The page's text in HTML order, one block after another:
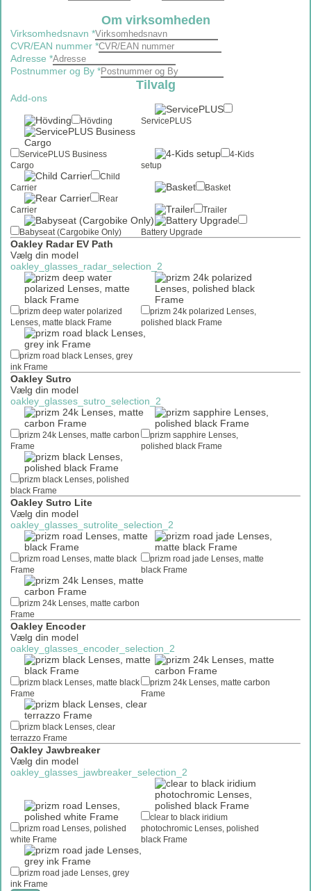
Om virksomheden
Virksomhedsnavn*
CVR/EAN nummer*
Adresse*
Postnummer og By*
Tilvalg
Add-ons
Hövding ServicePLUS
ServicePLUS Business
Cargo
4-Kids
setup
Child
Carrier
Basket
Rear
Carrier
Trailer
Babyseat (Cargobike Only) Battery Upgrade
Oakley Radar EV Path
Vælg din model
oakley_glasses_radar_selection_2
prizm deep water polarized
Lenses, matte black Frame
prizm 24k polarized Lenses,
polished black Frame
prizm road black Lenses, grey
ink Frame
Oakley Sutro
Vælg din model
oakley_glasses_sutro_selection_2
prizm 24k Lenses, matte carbon
Frame
prizm sapphire Lenses,
polished black Frame
prizm black Lenses, polished
black Frame
Oakley Sutro Lite
Vælg din model
oakley_glasses_sutrolite_selection_2
prizm road Lenses, matte black
Frame
prizm road jade Lenses, matte
black Frame
prizm 24k Lenses, matte carbon
Frame
oakley_glasses_radar_emailtext
oakley_glasses_radar_selection_2
(Ribbon)
Oakley Encoder
Vælg din model
oakley_glasses_encoder_selection_2
prizm black Lenses, matte black
Frame
prizm 24k Lenses, matte carbon
Frame
prizm black Lenses, clear
terrazzo Frame
Oakley Jawbreaker
Vælg din model
oakley_glasses_jawbreaker_selection_2
prizm road Lenses, polished
white Frame
clear to black iridium
photochromic Lenses, polished
black Frame
prizm road jade Lenses, grey
ink Frame